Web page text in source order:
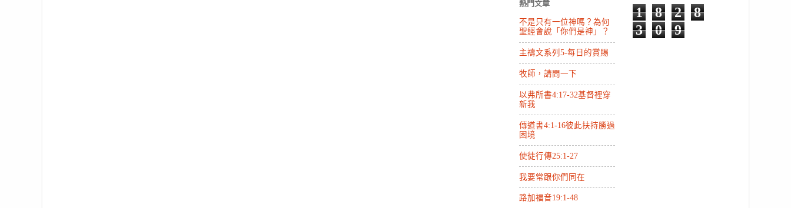
熱門文章
不是只有一位神嗎？為何
聖經會說「你們是神」？
主禱文系列5-每日的賞賜
牧師，請問一下
以弗所書4:17-32基督裡穿
新我
傳道書4:1-16彼此扶持勝過
困境
使徒行傳25:1-27
我要常跟你們同在
路加福音19:1-48
1 8 2
8
3
0 9